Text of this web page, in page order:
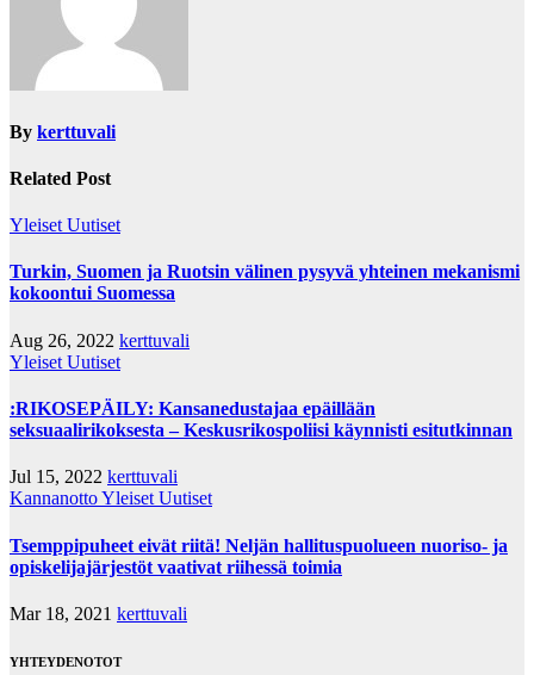
By kerttuvali
Related Post
Yleiset Uutiset
Turkin, Suomen ja Ruotsin välinen pysyvä yhteinen mekanismi
kokoontui Suomessa
Aug 26, 2022 kerttuvali
Yleiset Uutiset
:RIKOSEPÄILY: Kansanedustajaa epäillään
seksuaalirikoksesta – Keskusrikospoliisi käynnisti esitutkinnan
Jul 15, 2022 kerttuvali
KannanottoYleiset Uutiset
Tsemppipuheet eivät riitä! Neljän hallituspuolueen nuoriso- ja
opiskelijajärjestöt vaativat riihessä toimia
Mar 18, 2021 kerttuvali
YHTEYDENOTOT